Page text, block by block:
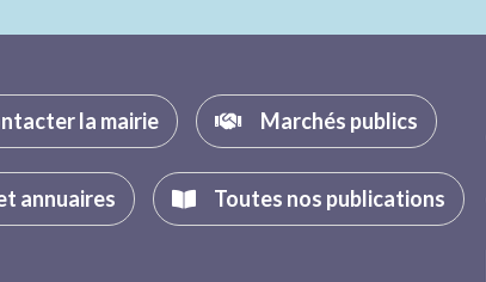
la mairie Marchés publics
annuaires Toutes nos publications